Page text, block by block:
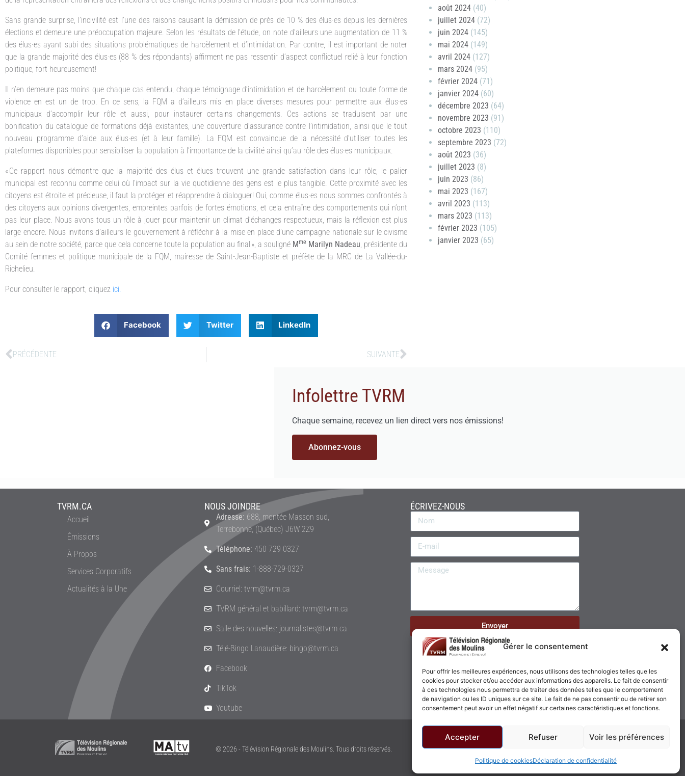
Gérer le consentement
Pour offrir les meilleures expériences, nous utilisons des technologies telles que les
cookies pour stocker et/ou accéder aux informations des appareils. Le fait de consentir
à ces technologies nous permettra de traiter des données telles que le comportement
de navigation ou les ID uniques sur ce site. Le fait de ne pas consentir ou de retirer son
consentement peut avoir un effet négatif sur certaines caractéristiques et fonctions.
Accepter Refuser Voir les préférences
Politique de cookiesDéclaration de confidentialité
Sans grande surprise, l’incivilité est l’une des raisons causant la démission de près de 10 % des élus·es depuis les dernières
élections et demeure une préoccupation majeure. Selon les résultats de l’étude, on note d’ailleurs une augmentation de 11 %
des élus·es ayant subi des situations problématiques de harcèlement et d’intimidation. Par contre, il est important de noter
que la grande majorité des élus·es (88 % des répondants) affirment ne pas ressentir d’aspect conflictuel relié à leur fonction
politique, fort heureusement!
Il n’en demeure pas moins que chaque cas entendu, chaque témoignage d’intimidation et de harcèlement ou toute forme de
violence en est un de trop. En ce sens, la FQM a d’ailleurs mis en place diverses mesures pour permettre aux élus·es
municipaux d’accomplir leur rôle et aussi, pour instaurer certains changements. Ces actions se traduisent par une
bonification du catalogue de formations déjà existantes, une couverture d’assurance contre l’intimidation, ainsi que le tout
nouveau programme d’aide aux élus·es (et à leur famille). La FQM est convaincue de la nécessité d’utiliser toutes les
plateformes disponibles pour sensibiliser la population à l’importance de la civilité ainsi qu’au rôle des élus·es municipaux.
« Ce rapport nous démontre que la majorité des élus et élues trouvent une grande satisfaction dans leur rôle; le palier
municipal est reconnu comme celui où l’impact sur la vie quotidienne des gens est le plus tangible. Cette proximité avec les
citoyens est étroite et précieuse, il faut la protéger et réapprendre à dialoguer! Oui, comme élus·es nous sommes confrontés à
des citoyens aux opinions divergentes, empreintes parfois de fortes émotions, et cela entraîne des comportements qui n’ont
pas leur place. Nous avons tous un rôle à jouer pour maintenir un climat d’échanges respectueux, mais la réflexion est plus
large encore. Nous invitons d’ailleurs le gouvernement à réfléchir à la mise en place d’une campagne nationale sur le civisme
au sein de notre société, parce que cela concerne toute la population au final », a souligné Mme Marilyn Nadeau, présidente du
Comité femmes et politique municipale de la FQM, mairesse de Saint-Jean-Baptiste et préfète de la MRC de La Vallée-du-
Richelieu.
Pour consulter le rapport, cliquez ici.
Facebook Twitter LinkedIn
PRÉCÉDENTE SUIVANTE
août 2024 (40)
juillet 2024 (72)
juin 2024 (145)
mai 2024 (149)
avril 2024 (127)
mars 2024 (95)
février 2024 (71)
janvier 2024 (60)
décembre 2023 (64)
novembre 2023 (91)
octobre 2023 (110)
septembre 2023 (72)
août 2023 (36)
juillet 2023 (8)
juin 2023 (86)
mai 2023 (167)
avril 2023 (113)
mars 2023 (113)
février 2023 (105)
janvier 2023 (65)
Infolettre TVRM
Chaque semaine, recevez un lien direct vers nos émissions!
Abonnez-vous
TVRM.CA
Accueil
Émissions
À Propos
Services Corporatifs
Actualités à la Une
NOUS JOINDRE
Adresse: 688, montée Masson sud,
Terrebonne, (Québec) J6W 2Z9
Téléphone: 450-729-0327
Sans frais: 1-888-729-0327
Courriel: tvrm@tvrm.ca
TVRM général et babillard: tvrm@tvrm.ca
Salle des nouvelles: journalistes@tvrm.ca
Télé-Bingo Lanaudière: bingo@tvrm.ca
Facebook
TikTok
Youtube
ÉCRIVEZ-NOUS
Envoyer
© 2026 - Télévision Régionale des Moulins. Tous droits réservés.
Politique de confidentialité